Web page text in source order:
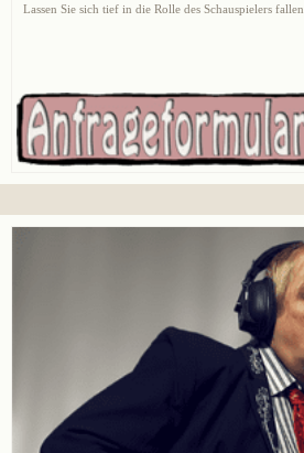
Lassen Sie sich tief in die Rolle des Schauspielers fallen.